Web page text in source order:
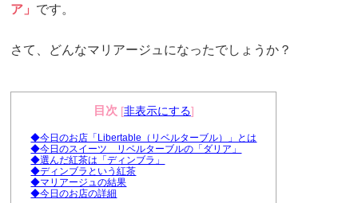
ア」 です。
さて、どんなマリアージュになったでしょうか？
目次 [非表示にする]
◆今日のお店「Libertable（リベルターブル）」とは
◆今日のスイーツ リベルターブルの「ダリア」
◆選んだ紅茶は「ディンブラ」
◆ディンブラという紅茶
◆マリアージュの結果
◆今日のお店の詳細